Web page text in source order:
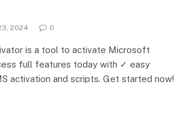
2024 0
is a tool to activate Microsoft
full features today with ✓ easy
activation and scripts. Get started now!